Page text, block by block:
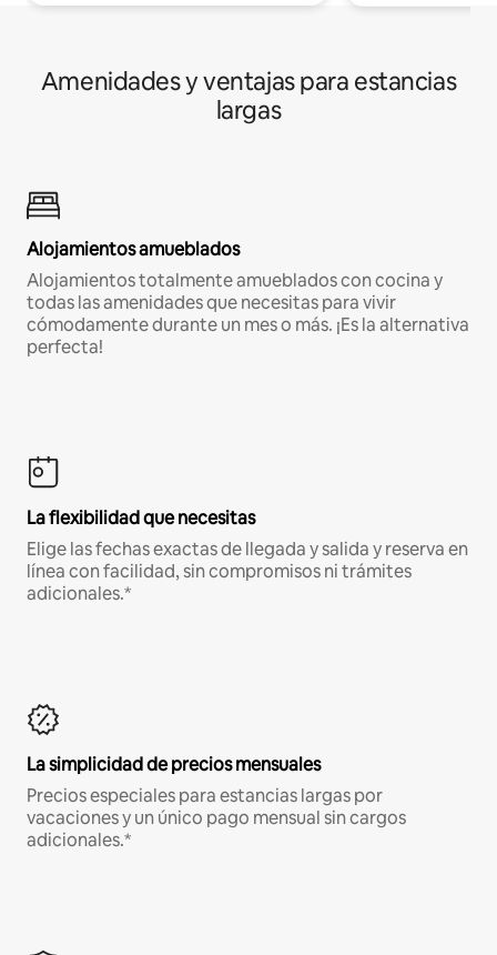
Amenidades y ventajas para estancias
largas
Alojamientos amueblados
Alojamientos totalmente amueblados con cocina y
todas las amenidades que necesitas para vivir
cómodamente durante un mes o más. ¡Es la alternativa
perfecta!
La flexibilidad que necesitas
Elige las fechas exactas de llegada y salida y reserva en
línea con facilidad, sin compromisos ni trámites
adicionales.*
La simplicidad de precios mensuales
Precios especiales para estancias largas por
vacaciones y un único pago mensual sin cargos
adicionales.*